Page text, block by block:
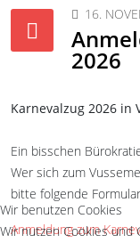
16.
2026
Karnevalzug 2026 in
Ein bisschen
Wer sich zum
bitte folgende
Anmeldung zum
Wir benutzen Cookies
Wir nutzen Cookies und